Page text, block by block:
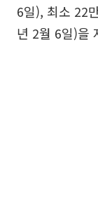
6일), 최소 22
년 2월 6일)을